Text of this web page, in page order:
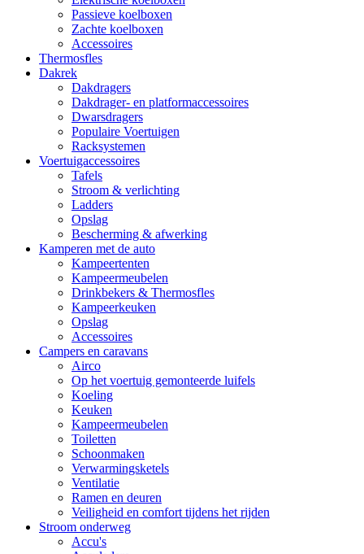
Passieve koelboxen
Zachte koelboxen
Accessoires
Thermosfles
Dakrek
Dakdragers
Dakdrager- en platformaccessoires
Dwarsdragers
Populaire Voertuigen
Racksystemen
Voertuigaccessoires
Tafels
Stroom & verlichting
Ladders
Opslag
Bescherming & afwerking
Kamperen met de auto
Kampeertenten
Kampeermeubelen
Drinkbekers & Thermosfles
Kampeerkeuken
Opslag
Accessoires
Campers en caravans
Airco
Op het voertuig gemonteerde luifels
Koeling
Keuken
Kampeermeubelen
Toiletten
Schoonmaken
Verwarmingsketels
Ventilatie
Ramen en deuren
Veiligheid en comfort tijdens het rijden
Stroom onderweg
Accu's